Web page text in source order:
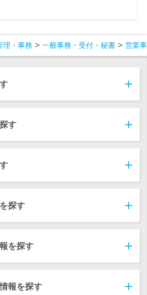
理・事務 一般事務・受付・秘書 営業
す
探す
を探す
報を探す